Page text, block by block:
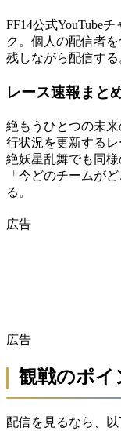
FF14公式YouTube
ク。個人の配信者
残しながら配信する
レース速報まと
絶もうひとつの未
行状況を更新する
絶妖星乱舞でも同様
「今どのチームが
る。
広告
広告
観戦のポイ
配信を見るなら、